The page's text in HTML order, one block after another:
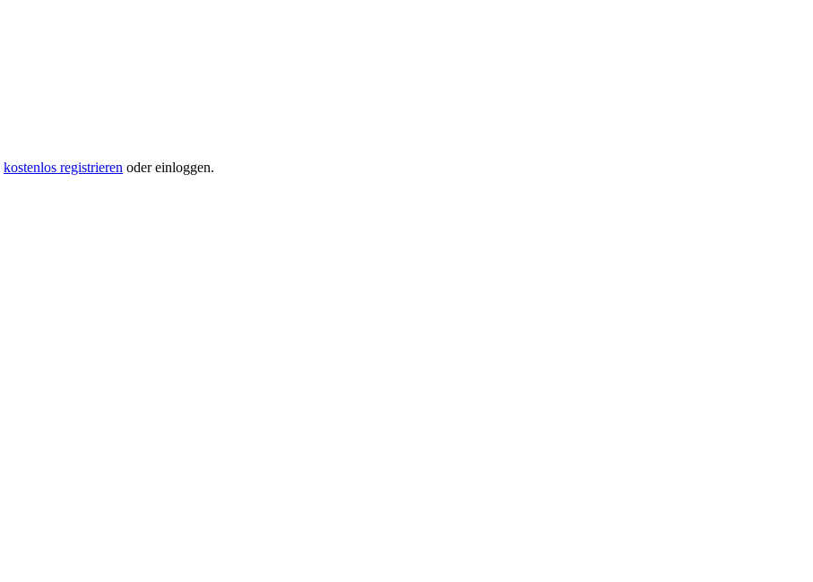
kostenlos registrieren oder einloggen.